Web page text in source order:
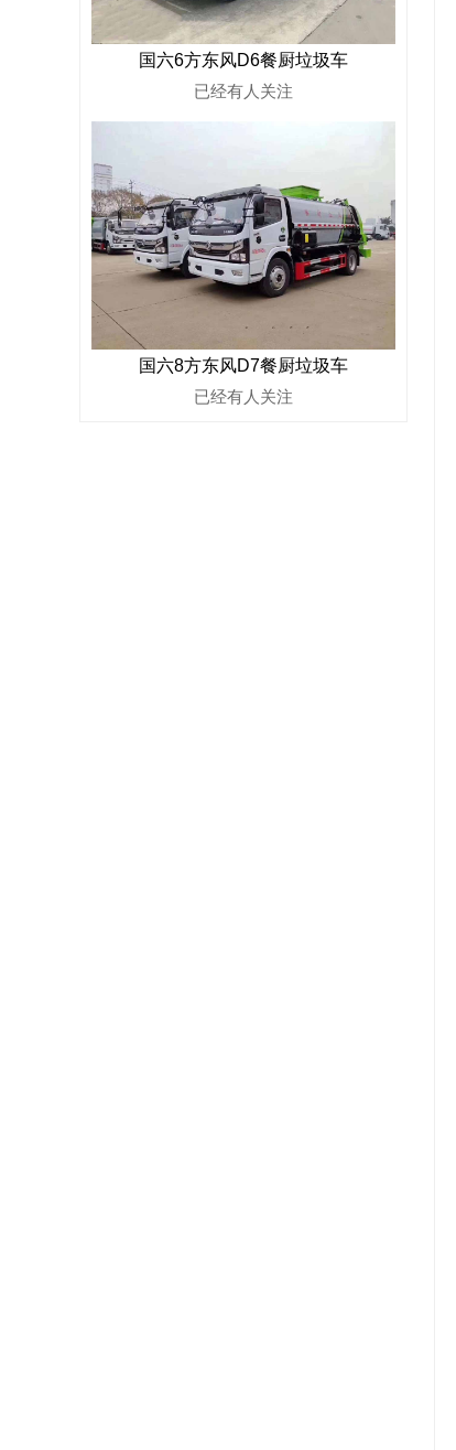
国六6方东风D6餐厨垃圾车
已经有人关注
国六8方东风D7餐厨垃圾车
已经有人关注